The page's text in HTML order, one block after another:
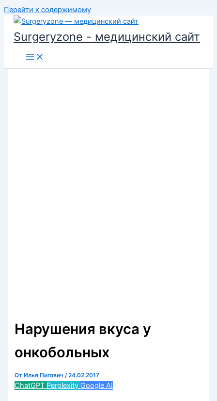
Перейти к содержимому
Surgeryzone - медицинский сайт
Нарушения вкуса у
онкобольных
От Илья Пигович/24.02.2017
ChatGPT Perplexity Google AI